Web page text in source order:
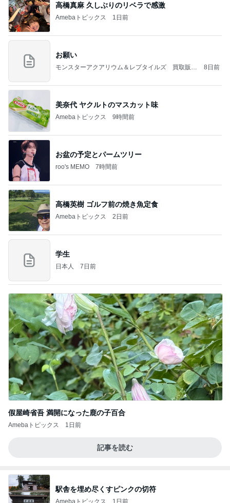
高橋真麻 久しぶりのリベラで感激
Amebaトピックス 1日前
お願い
モンスターアクアリウム＆レプタイルズ 買取販売
8日前
美奈代 ヤクルトのマスカット味
Amebaトピックス 9時間前
お盆の予定とパームツリー
roo's MEMO 7時間前
高橋英樹 ゴルフ前の焼き魚定食
Amebaトピックス 2日前
学生
日本人 7日前
假屋崎省吾 満開になった鹿の子百合
Amebaトピックス 1日前
記事を読む
駅舎を埋め尽くすピンクの切符
Amebaトピックス 1日前